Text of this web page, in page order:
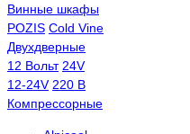
Винные шкафы
POZIS Сold Vine
Двухдверные
12 Вольт 24V
12-24V 220 В
Компрессорные